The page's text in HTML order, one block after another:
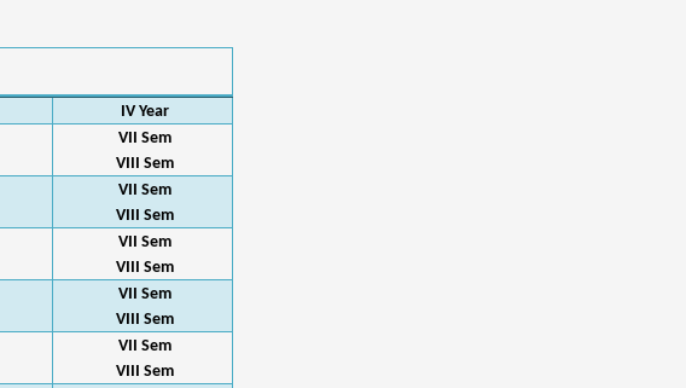
IV Year
VII Sem
VIII Sem
VII Sem
VIII Sem
VII Sem
VIII Sem
VII Sem
VIII Sem
VII Sem
VIII Sem